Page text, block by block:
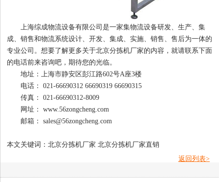
上海综成物流设备有限公司是一家集物流设备研发、生产、集
成、销售和物流系统设计、开发、集成、实施、销售、售后为一体的
专业公司。想要了解更多关于北京分拣机厂家的内容，就请联系下面
的电话前来咨询吧，期待您的光临。
地址：上海市静安区彭江路602号A座3楼
电话： 021-66690312 66690319 66690315
传真： 021-66690312-8009
网址： www.56zongcheng.com
邮箱： sales@56zongcheng.com
本文关键词：北京分拣机厂家 北京分拣机厂家直销
返回列表>